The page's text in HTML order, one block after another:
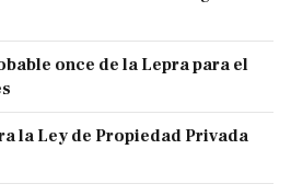
once de la Lepra para el
la Ley de Propiedad Privada